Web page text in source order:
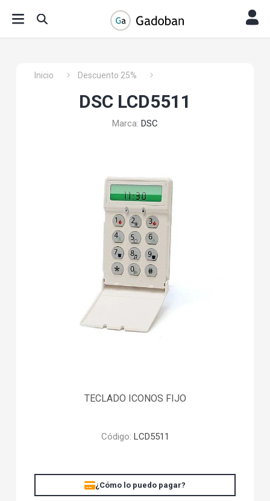
Inicio Descuento 25%
DSC LCD5511
Marca: DSC
TECLADO ICONOS FIJO
Código: LCD5511
¿Cómo lo puedo pagar?